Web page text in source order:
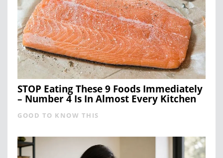
STOP Eating These 9 Foods Immediately
– Number 4 Is In Almost Every Kitchen
GOOD TO KNOW THIS